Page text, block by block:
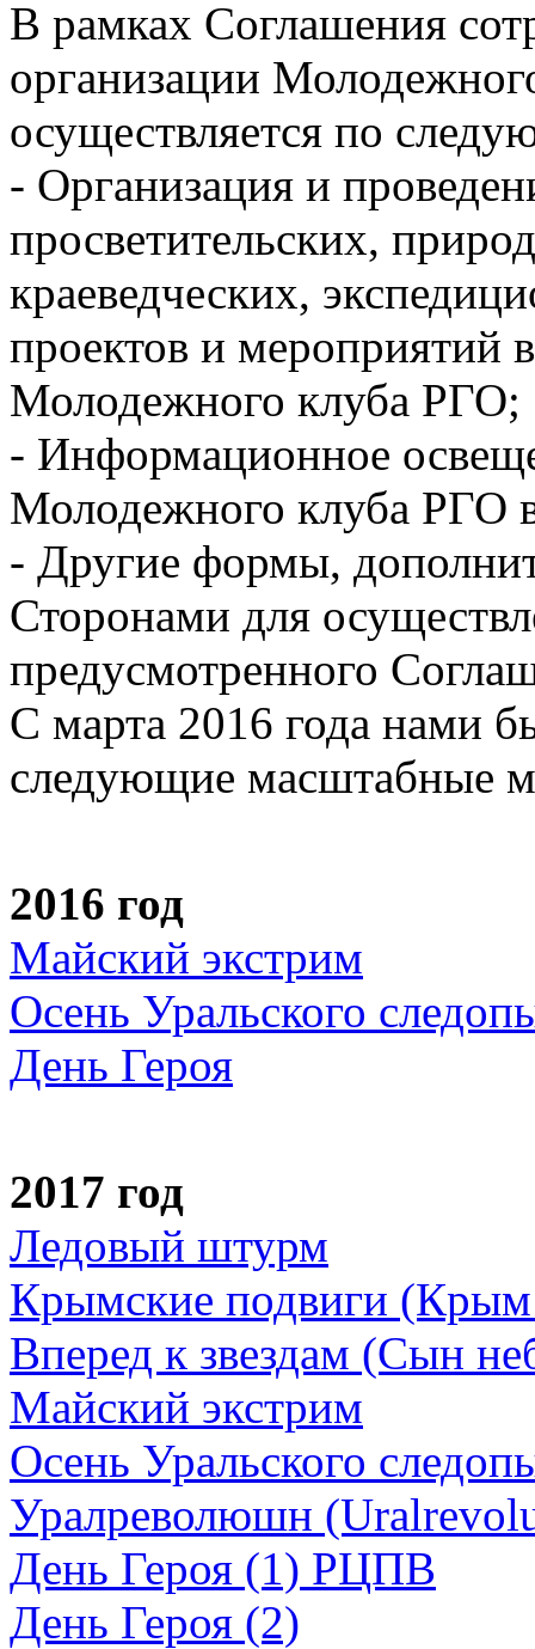
В рамках Соглашения
организации
осуществляется по
- Организация и
просветительских,
краеведческих,
проектов и мероприятий
Молодежного клуба РГО;
- Информационное
Молодежного клуба
- Другие формы,
Сторонами для
предусмотренного
С марта 2016 года нами
следующие масштабные
2016 год
Майский экстрим
Осень Уральского
День Героя
2017 год
Ледовый штурм
Крымские подвиги
Вперед к звездам (Сын
Майский экстрим
Осень Уральского
Уралреволюшн
День Героя (1) РЦПВ
День Героя (2)